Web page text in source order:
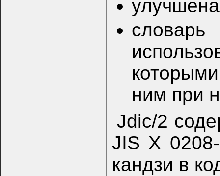
словарь
ним при
Jdic/2
JIS X
кандзи в